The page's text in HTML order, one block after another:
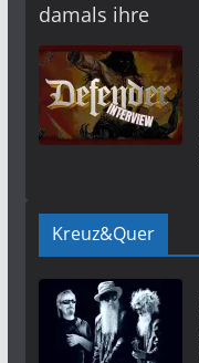
damals ihre
Kreuz&Quer